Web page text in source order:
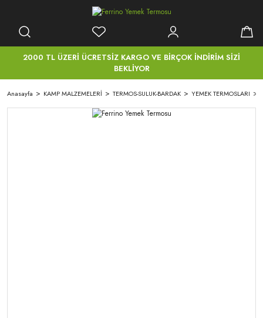
2000 TL ÜZERİ ÜCRETSİZ KARGO VE BİRÇOK İNDİRİM SİZİ
BEKLİYOR
Anasayfa KAMP MALZEMELERİ TERMOS-SULUK-BARDAK YEMEK TERMOSLARI